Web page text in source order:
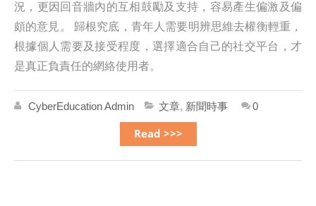
況，更因回音牆內的互相鼓勵及支持，容易產生偏激及偏
頗的意見。 歸根究底，青年人需要明辨思維去權衡輕重，
根據個人需要及接受程度，選擇適合自己的社交平台，才
是真正負責任的網絡使用者。
CyberEducation Admin 文章, 新聞時事 0
Read >>>